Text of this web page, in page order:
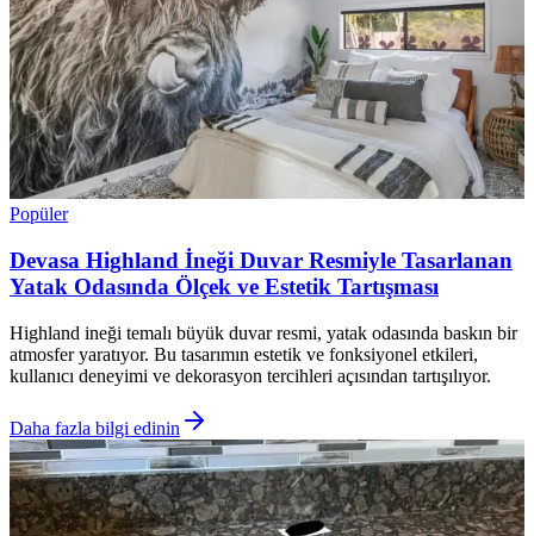
Popüler
Devasa Highland İneği Duvar Resmiyle Tasarlanan
Yatak Odasında Ölçek ve Estetik Tartışması
Highland ineği temalı büyük duvar resmi, yatak odasında baskın bir
atmosfer yaratıyor. Bu tasarımın estetik ve fonksiyonel etkileri,
kullanıcı deneyimi ve dekorasyon tercihleri açısından tartışılıyor.
Daha fazla bilgi edinin